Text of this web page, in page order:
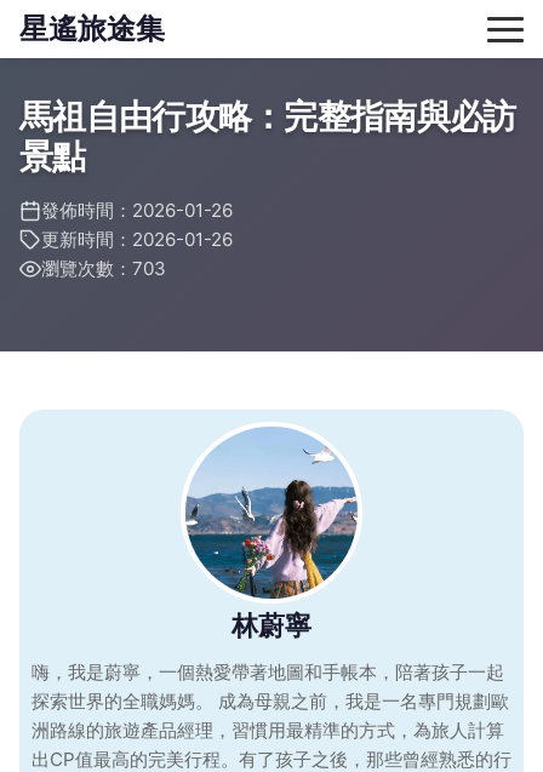
星遙旅途集
馬祖自由行攻略：完整指南與必訪
景點
發佈時間：2026-01-26
更新時間：2026-01-26
瀏覽次數：703
林蔚寧
嗨，我是蔚寧，一個熱愛帶著地圖和手帳本，陪著孩子一起
探索世界的全職媽媽。 成為母親之前，我是一名專門規劃歐
洲路線的旅遊產品經理，習慣用最精準的方式，為旅人計算
出CP值最高的完美行程。有了孩子之後，那些曾經熟悉的行